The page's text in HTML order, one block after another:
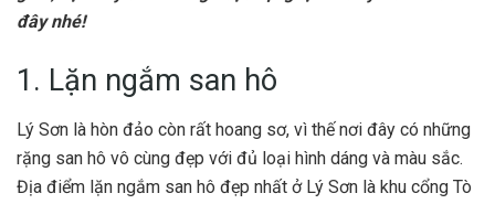
đây nhé!
1. Lặn ngắm san hô
Lý Sơn là hòn đảo còn rất hoang sơ, vì thế nơi đây có những
rặng san hô vô cùng đẹp với đủ loại hình dáng và màu sắc.
Địa điểm lặn ngắm san hô đẹp nhất ở Lý Sơn là khu cổng Tò